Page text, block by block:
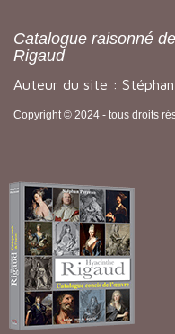
Catalogue raisonné
Rigaud
Auteur du site :
Copyright © 2024 - tous droits